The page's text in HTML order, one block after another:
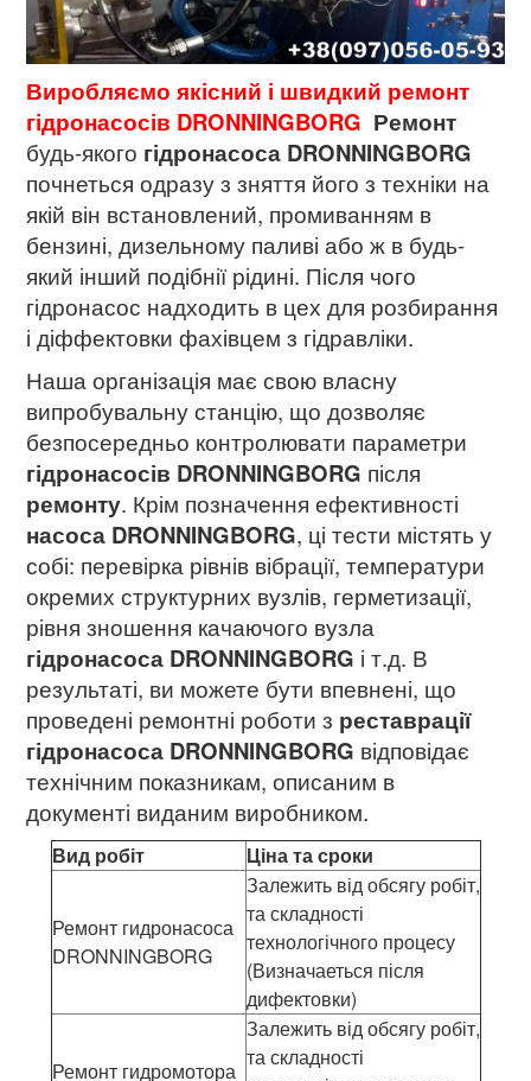
Виробляємо якісний і швидкий ремонт
гідронасосів DRONNINGBORG Ремонт
будь-якого гідронасоса DRONNINGBORG
почнеться одразу з зняття його з техніки на
якій він встановлений, промиванням в
бензині, дизельному паливі або ж в будь-
який інший подібнії рідині. Після чого
гідронасос надходить в цех для розбирання
і діффектовки фахівцем з гідравліки.
Наша організація має свою власну
випробувальну станцію, що дозволяє
безпосередньо контролювати параметри
гідронасосів DRONNINGBORG після
ремонту. Крім позначення ефективності
насоса DRONNINGBORG, ці тести містять у
собі: перевірка рівнів вібрації, температури
окремих структурних вузлів, герметизації,
рівня зношення качаючого вузла
гідронасоса DRONNINGBORG і т.д. В
результаті, ви можете бути впевнені, що
проведені ремонтні роботи з реставрації
гідронасоса DRONNINGBORG відповідає
технічним показникам, описаним в
документі виданим виробником.
Вид робіт Ціна та сроки
Ремонт гидронасоса
DRONNINGBORG
Залежить від обсягу робіт,
та складності
технологічного процесу
(Визначаеться після
дифектовки)
Ремонт гидромотора
Залежить від обсягу робіт,
та складності